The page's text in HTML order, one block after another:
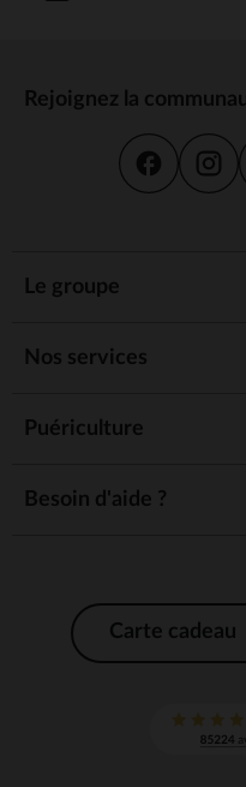
Rejoignez la
Le groupe
Nos services
Puériculture
Besoin d'aide ?
Carte cadeau